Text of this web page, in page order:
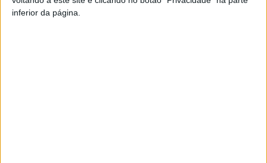
inferior da página.
de Joana Louro.